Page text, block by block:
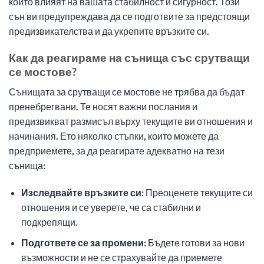
сън ви предупреждава да се подготвите за предстоящи
предизвикателства и да укрепите връзките си.
Как да реагираме на сънища със срутващи
се мостове?
Сънищата за срутващи се мостове не трябва да бъдат
пренебрегвани. Те носят важни послания и
предизвикват размисъл върху текущите ви отношения и
начинания. Ето няколко стъпки, които можете да
предприемете, за да реагирате адекватно на тези
сънища:
Изследвайте връзките си:Преоценете текущите си
отношения и се уверете, че са стабилни и
подкрепящи.
Подгответе се за промени:Бъдете готови за нови
възможности и не се страхувайте да приемете